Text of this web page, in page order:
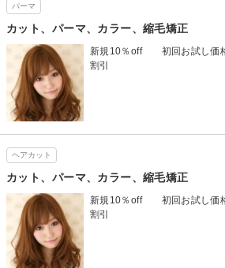
パーマ
カット、パーマ、カラー、縮毛矯正
新規10％off 初回お試し価格
割引
ヘアカット
カット、パーマ、カラー、縮毛矯正
新規10％off 初回お試し価格
割引